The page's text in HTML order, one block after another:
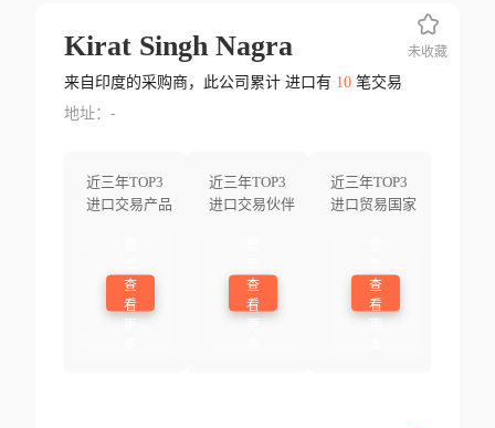
Kirat Singh Nagra
来自印度的采购商，此公司累计 进口有 10笔交易
地址：-
近三年TOP3
进口交易产品
查
看
近三年TOP3
进口交易伙伴
查
看
近三年TOP3
进口贸易国家
查
看
未收藏